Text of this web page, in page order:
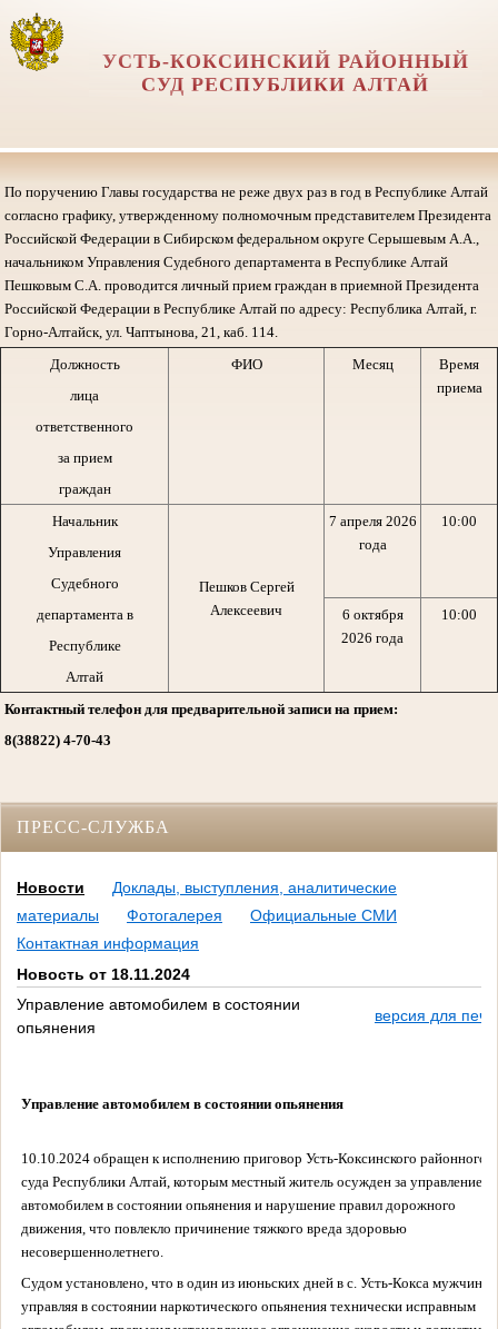
УСТЬ-КОКСИНСКИЙ РАЙОННЫЙ
СУД РЕСПУБЛИКИ АЛТАЙ
По поручению Главы государства не реже двух раз в год в Республике Алтай
согласно графику, утвержденному полномочным представителем Президента
Российской Федерации в Сибирском федеральном округе Серышевым А.А.,
начальником Управления Судебного департамента в Республике Алтай
Пешковым С.А. проводится личный прием граждан в приемной Президента
Российской Федерации в Республике Алтай по адресу: Республика Алтай, г.
Горно-Алтайск, ул. Чаптынова, 21, каб. 114.
Должность
лица
ответственного
за прием
граждан
ФИО Месяц
Время
приема
Начальник
Управления
Судебного
департамента в
Республике
Алтай
Пешков Сергей
Алексеевич
7 апреля 2026
года
10:00
6 октября
2026 года
10:00
Контактный телефон для предварительной записи на прием:
8(38822) 4-70-43
ПРЕСС-СЛУЖБА
Новости
Доклады, выступления, аналитические
материалы
Фотогалерея
Официальные СМИ
Контактная информация
Новость от 18.11.2024
Управление автомобилем в состоянии
опьянения
версия для
Управление автомобилем в состоянии опьянения
10.10.2024 обращен к исполнению приговор Усть-Коксинского районного
суда Республики Алтай, которым местный житель осужден за управление
автомобилем в состоянии опьянения и нарушение правил дорожного
движения, что повлекло причинение тяжкого вреда здоровью
несовершеннолетнего.
Судом установлено, что в один из июньских дней в с. Усть-Кокса мужчина,
управляя в состоянии наркотического опьянения технически исправным